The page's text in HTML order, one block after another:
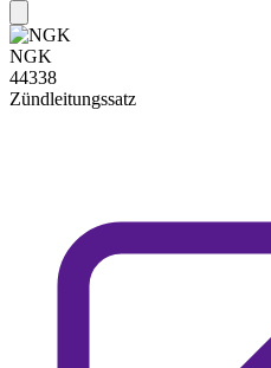
NGK
44338
Zündleitungssatz